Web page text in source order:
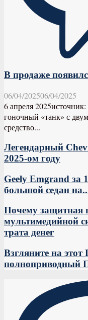
В продаже
06/04/202506/04/2025
6 апреля
гоночный «танк» с
средство...
Легендарный
2025-ом году
Geely Emgrand за
большой седан
Почему защитная
мультимедийной
трата денег
Взгляните на
полноприводный